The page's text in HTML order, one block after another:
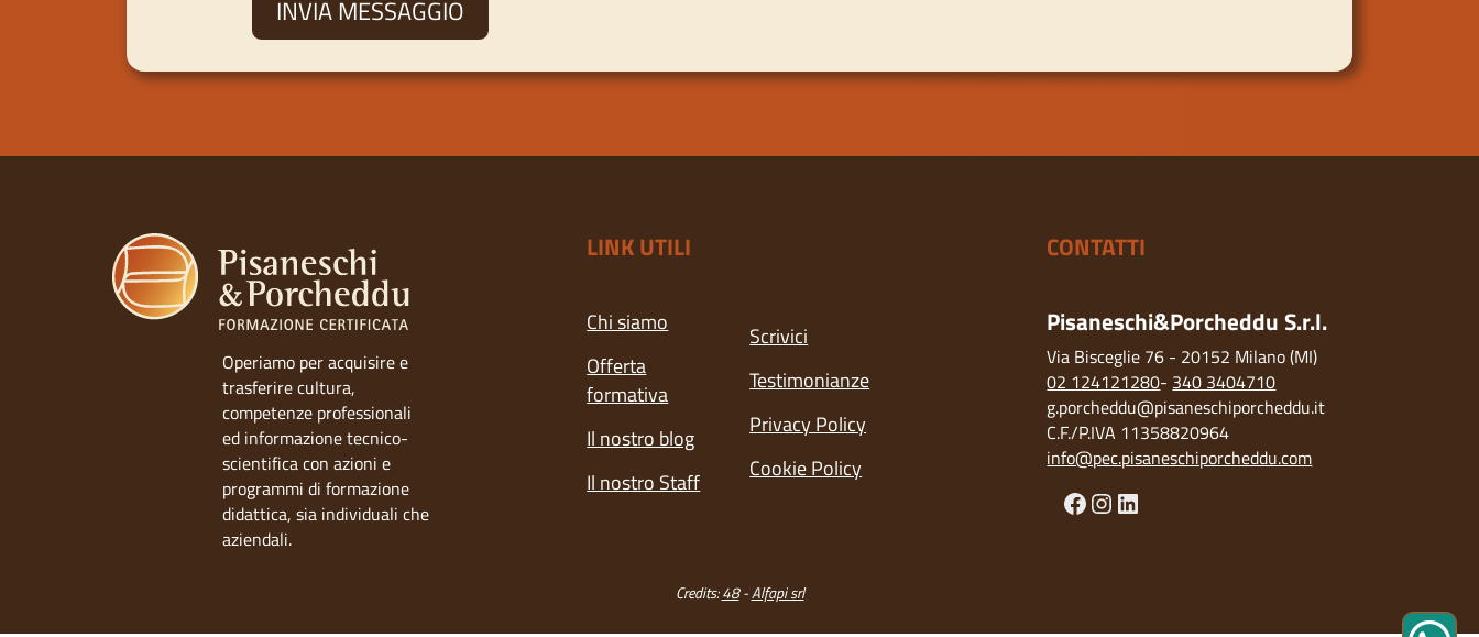
Operiamo per acquisire e
trasferire cultura,
competenze professionali
ed informazione tecnico-
scientifica con azioni e
programmi di formazione
didattica, sia individuali che
aziendali.
LINK UTILI
Chi siamo
Offerta
formativa
Il nostro blog
Il nostro Staff
Scrivici
Testimonianze
Privacy Policy
Cookie Policy
CONTATTI
Pisaneschi&Porcheddu S.r.l.
Via Bisceglie 76 - 20152 Milano (MI)
02 124121280- 340 3404710
g.porcheddu@pisaneschiporcheddu.it
C.F./P.IVA 11358820964
info@pec.pisaneschiporcheddu.com
Facebook
Instagram
LinkedIn
Credits:48-Alfapi srl